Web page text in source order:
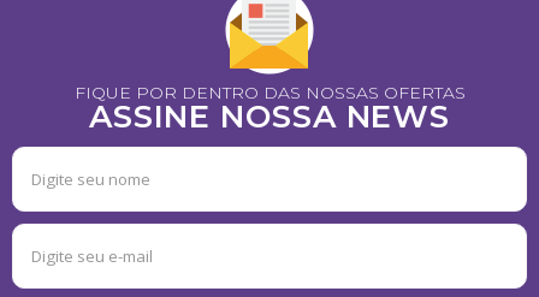
FIQUE POR DENTRO DAS NOSSAS OFERTAS
ASSINE NOSSA NEWS